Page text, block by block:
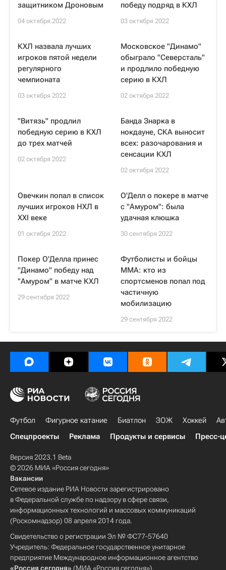
защитником Дроновым
04 октября 2022
победу подряд в КХЛ
03 октября 2022
КХЛ назвала лучших
игроков пятой недели
регулярного
чемпионата
03 октября 2022
Московское "Динамо"
обыграло "Северсталь"
и продлило победную
серию в КХЛ
02 октября 2022
"Витязь" продлил
победную серию в КХЛ
до трех матчей
02 октября 2022
Банда Знарка в
нокдауне, СКА выносит
всех: разочарования и
сенсации КХЛ
02 октября 2022
Овечкин попал в список
лучших игроков НХЛ в
XXI веке
01 октября 2022
О'Делл о покере в матче
с "Амуром": была
удачная клюшка
30 сентября 2022
Покер О'Делла принес
"Динамо" победу над
"Амуром" в матче КХЛ
29 сентября 2022
Футболисты и бойцы
ММА: кто из
спортсменов попал под
частичную
мобилизацию
29 сентября 2022
Футбол Фигурное катание Биатлон ЗОЖ Хоккей
Спецпроекты
Реклама Продукты и сервисы Пресс-
Версия 2023.1 Beta
© 2026 МИА «Россия сегодня»
Вакансии
Сетевое издание РИА Новости зарегистрировано
в Федеральной службе по надзору в сфере связи,
информационных технологий и массовых коммуникаций
(Роскомнадзор) 08 апреля 2014 года.
Свидетельство о регистрации Эл № ФС77-57640
Учредитель: Федеральное государственное унитарное
предприятие Международное информационное агентство
«Россия сегодня» (МИА «Россия сегодня»).